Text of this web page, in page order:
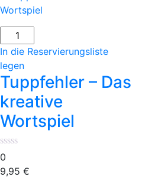
Tuppfehler
-
Das
kreative
Wortspiel
Menge
In die Reservierungsliste
legen
Tuppfehler – Das
kreative
Wortspiel
0
9,95 €